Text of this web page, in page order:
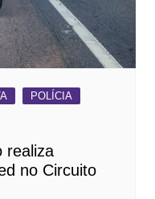
POLÍCIA
realiza
no Circuito